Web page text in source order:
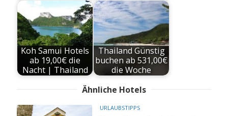
Koh Samui Hotels
ab 19,00€ die
Nacht | Thailand
Thailand Günstig
buchen ab 531,00€
die Woche
Ähnliche Hotels
URLAUBSTIPPS